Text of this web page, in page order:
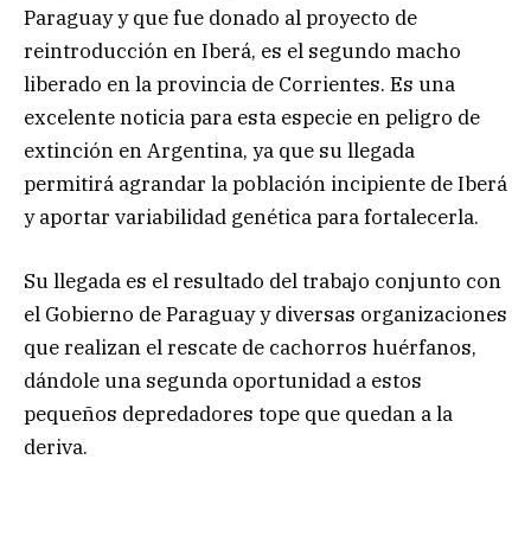
Paraguay y que fue donado al proyecto de
reintroducción en Iberá, es el segundo macho
liberado en la provincia de Corrientes. Es una
excelente noticia para esta especie en peligro de
extinción en Argentina, ya que su llegada
permitirá agrandar la población incipiente de Iberá
y aportar variabilidad genética para fortalecerla.
Su llegada es el resultado del trabajo conjunto con
el Gobierno de Paraguay y diversas organizaciones
que realizan el rescate de cachorros huérfanos,
dándole una segunda oportunidad a estos
pequeños depredadores tope que quedan a la
deriva.